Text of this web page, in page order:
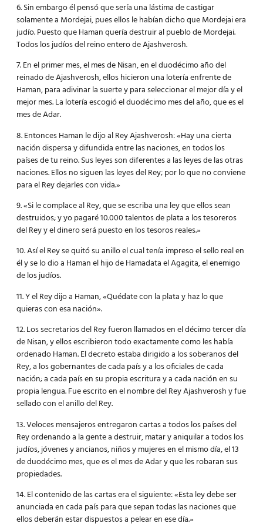
6. Sin embargo él pensó que sería una lástima de castigar
solamente a Mordejai, pues ellos le habían dicho que Mordejai era
judío. Puesto que Haman quería destruir al pueblo de Mordejai.
Todos los judíos del reino entero de Ajashverosh.
7. En el primer mes, el mes de Nisan, en el duodécimo año del
reinado de Ajashverosh, ellos hicieron una lotería enfrente de
Haman, para adivinar la suerte y para seleccionar el mejor día y el
mejor mes. La lotería escogió el duodécimo mes del año, que es el
mes de Adar.
8. Entonces Haman le dijo al Rey Ajashverosh: «Hay una cierta
nación dispersa y difundida entre las naciones, en todos los
países de tu reino. Sus leyes son diferentes a las leyes de las otras
naciones. Ellos no siguen las leyes del Rey; por lo que no conviene
para el Rey dejarles con vida.»
9. «Si le complace al Rey, que se escriba una ley que ellos sean
destruidos; y yo pagaré 10.000 talentos de plata a los tesoreros
del Rey y el dinero será puesto en los tesoros reales.»
10. Así el Rey se quitó su anillo el cual tenía impreso el sello real en
él y se lo dio a Haman el hijo de Hamadata el Agagita, el enemigo
de los judíos.
11. Y el Rey dijo a Haman, «Quédate con la plata y haz lo que
quieras con esa nación».
12. Los secretarios del Rey fueron llamados en el décimo tercer día
de Nisan, y ellos escribieron todo exactamente como les había
ordenado Haman. El decreto estaba dirigido a los soberanos del
Rey, a los gobernantes de cada país y a los oficiales de cada
nación; a cada país en su propia escritura y a cada nación en su
propia lengua. Fue escrito en el nombre del Rey Ajashverosh y fue
sellado con el anillo del Rey.
13. Veloces mensajeros entregaron cartas a todos los países del
Rey ordenando a la gente a destruir, matar y aniquilar a todos los
judíos, jóvenes y ancianos, niños y mujeres en el mismo día, el 13
de duodécimo mes, que es el mes de Adar y que les robaran sus
propiedades.
14. El contenido de las cartas era el siguiente: «Esta ley debe ser
anunciada en cada país para que sepan todas las naciones que
ellos deberán estar dispuestos a pelear en ese día.»